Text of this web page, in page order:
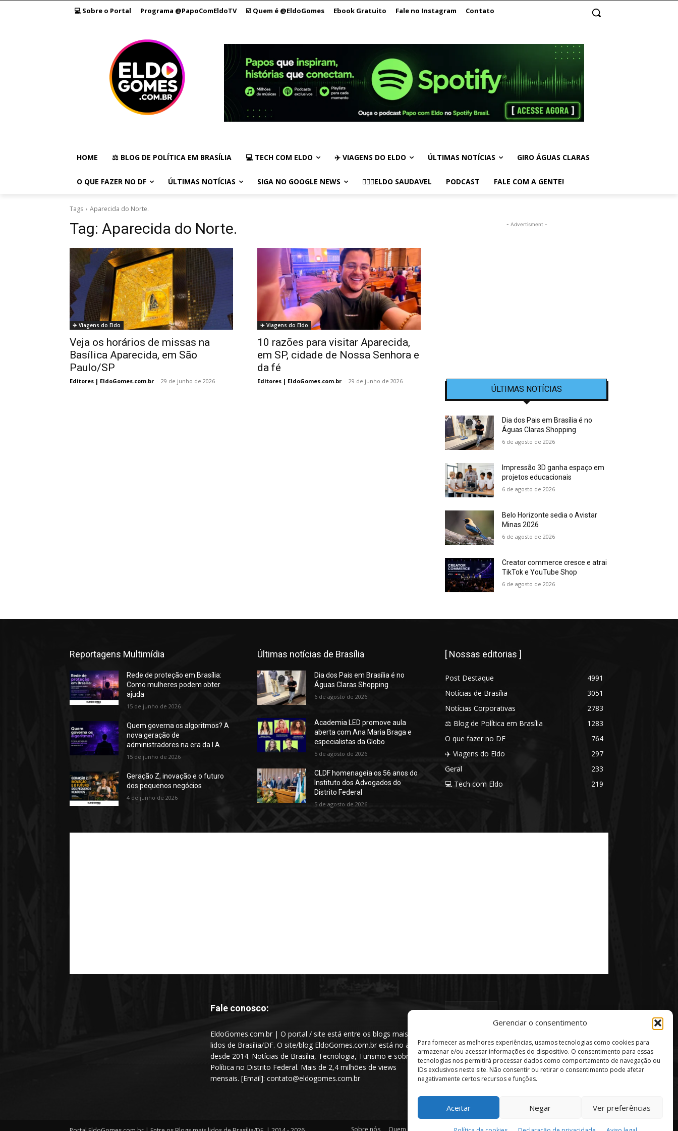
Gerenciar o consentimento
Para fornecer as melhores experiências, usamos tecnologias como cookies para
armazenar e/ou acessar informações do dispositivo. O consentimento para essas
tecnologias nos permitirá processar dados como comportamento de navegação ou
IDs exclusivos neste site. Não consentir ou retirar o consentimento pode afetar
negativamente certos recursos e funções.
Aceitar Negar Ver preferências
💻 Sobre o Portal Programa @PapoComEldoTV ☑️ Quem é @EldoGomes Ebook Gratuito Fale no Instagram Contato
HOME ⚖️ BLOG DE POLÍTICA EM BRASÍLIA 💻 TECH COM ELDO ✈️ VIAGENS DO ELDO ÚLTIMAS NOTÍCIAS GIRO ÁGUAS CLARAS
O QUE FAZER NO DF ÚLTIMAS NOTÍCIAS SIGA NO GOOGLE NEWS 🏃🏻‍♂️ELDO SAUDAVEL PODCAST FALE COM A GENTE!
Tags Aparecida do Norte.
Tag: Aparecida do Norte.
✈️ Viagens do Eldo
Veja os horários de missas na
Basílica Aparecida, em São
Paulo/SP
Editores | EldoGomes.com.br - 29 de junho de 2026
✈️ Viagens do Eldo
10 razões para visitar Aparecida,
em SP, cidade de Nossa Senhora e
da fé
Editores | EldoGomes.com.br - 29 de junho de 2026
- Advertisment -
ÚLTIMAS NOTÍCIAS
Dia dos Pais em Brasília é no
Águas Claras Shopping
6 de agosto de 2026
Impressão 3D ganha espaço em
projetos educacionais
6 de agosto de 2026
Belo Horizonte sedia o Avistar
Minas 2026
6 de agosto de 2026
Creator commerce cresce e atrai
TikTok e YouTube Shop
6 de agosto de 2026
Reportagens Multimídia
Rede de proteção em Brasília:
Como mulheres podem obter
ajuda
15 de junho de 2026
Quem governa os algoritmos? A
nova geração de
administradores na era da I.A
15 de junho de 2026
Geração Z, inovação e o futuro
dos pequenos negócios
4 de junho de 2026
Últimas notícias de Brasília
Dia dos Pais em Brasília é no
Águas Claras Shopping
6 de agosto de 2026
Academia LED promove aula
aberta com Ana Maria Braga e
especialistas da Globo
5 de agosto de 2026
CLDF homenageia os 56 anos do
Instituto dos Advogados do
Distrito Federal
5 de agosto de 2026
[ Nossas editorias ]
Post Destaque
4991
Notícias de Brasília
3051
Notícias Corporativas
2783
⚖️ Blog de Política em Brasília
1283
O que fazer no DF
764
✈️ Viagens do Eldo
297
Geral
233
💻 Tech com Eldo
219
Fale conosco:
EldoGomes.com.br | O portal / site está entre os blogs mais
lidos de Brasília/DF. O site/blog EldoGomes.com.br está no ar
desde 2014. Notícias de Brasília, Tecnologia, Turismo e sobre a
Política no Distrito Federal. Mais de 2,4 milhões de views
mensais. [Email]: contato@eldogomes.com.br